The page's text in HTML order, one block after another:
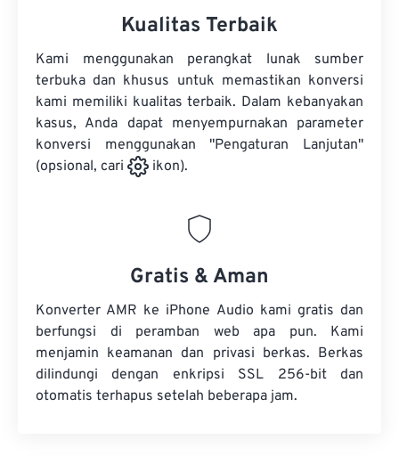
Kualitas Terbaik
Kami menggunakan perangkat lunak sumber
terbuka dan khusus untuk memastikan konversi
kami memiliki kualitas terbaik. Dalam kebanyakan
kasus, Anda dapat menyempurnakan parameter
konversi menggunakan "Pengaturan Lanjutan"
(opsional, cari
ikon).
Gratis & Aman
Konverter AMR ke iPhone Audio kami gratis dan
berfungsi di peramban web apa pun. Kami
menjamin keamanan dan privasi berkas. Berkas
dilindungi dengan enkripsi SSL 256-bit dan
otomatis terhapus setelah beberapa jam.